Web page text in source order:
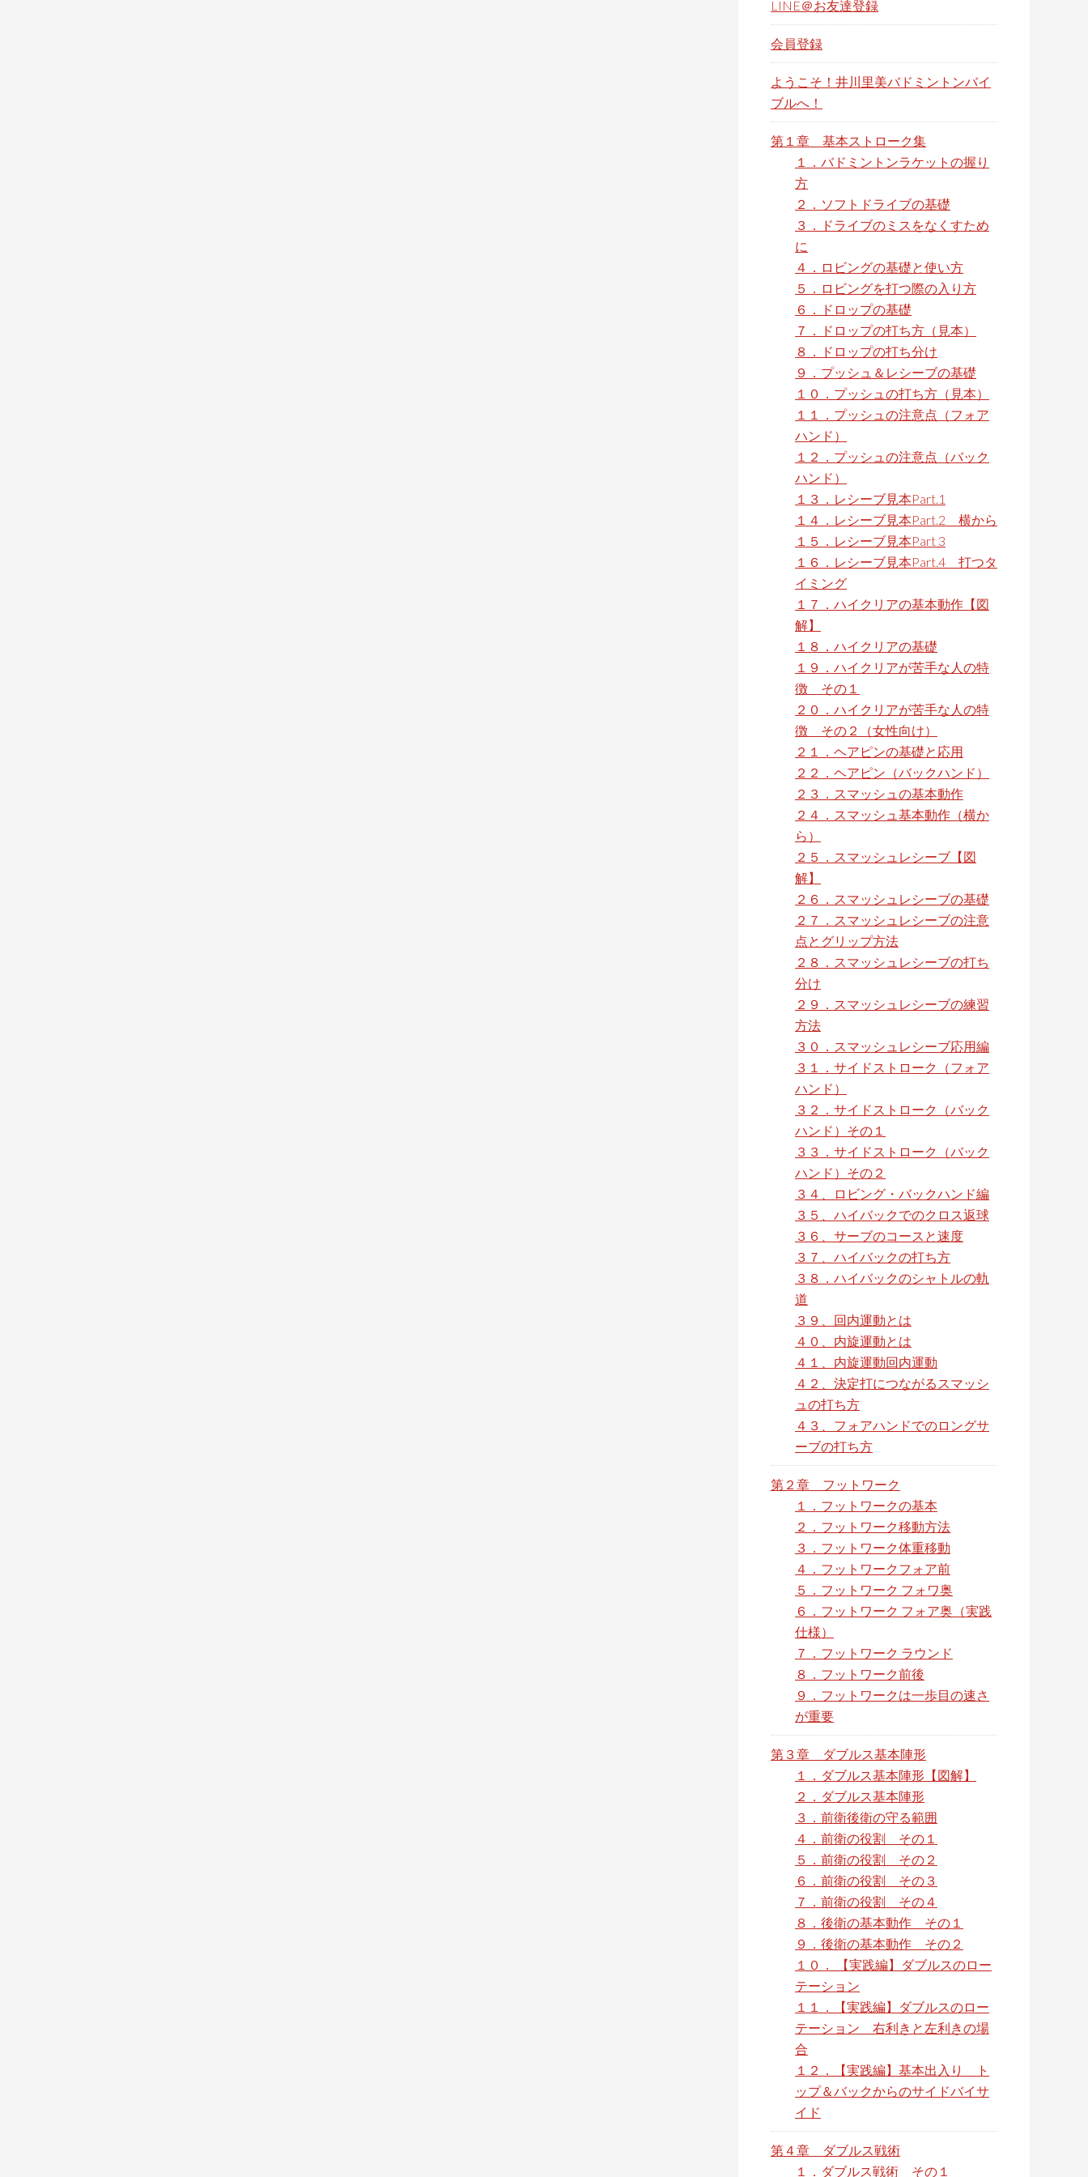
w
e
b
s
i
t
LINE＠お友達登録
会員登録
ようこそ！井川里美バドミントンバイ
ブルへ！
第１章 基本ストローク集
１．バドミントンラケットの握り
方
２．ソフトドライブの基礎
３．ドライブのミスをなくすため
に
４．ロビングの基礎と使い方
５．ロビングを打つ際の入り方
６．ドロップの基礎
７．ドロップの打ち方（見本）
８．ドロップの打ち分け
９．プッシュ＆レシーブの基礎
１０．プッシュの打ち方（見本）
１１．プッシュの注意点（フォア
ハンド）
１２．プッシュの注意点（バック
ハンド）
１３．レシーブ見本Part.1
１４．レシーブ見本Part.2 横から
１５．レシーブ見本Part 3
１６．レシーブ見本Part.4 打つタ
イミング
１７．ハイクリアの基本動作【図
解】
１８．ハイクリアの基礎
１９．ハイクリアが苦手な人の特
徴 その１
２０．ハイクリアが苦手な人の特
徴 その２（女性向け）
２１．ヘアピンの基礎と応用
２２．ヘアピン（バックハンド）
２３．スマッシュの基本動作
２４．スマッシュ基本動作（横か
ら）
２５．スマッシュレシーブ【図
解】
２６．スマッシュレシーブの基礎
２７．スマッシュレシーブの注意
点とグリップ方法
２８．スマッシュレシーブの打ち
分け
２９．スマッシュレシーブの練習
方法
３０．スマッシュレシーブ応用編
３１．サイドストローク（フォア
ハンド）
３２．サイドストローク（バック
ハンド）その１
３３．サイドストローク（バック
ハンド）その２
３４、ロビング・バックハンド編
３５、ハイバックでのクロス返球
３６、サーブのコースと速度
３７、ハイバックの打ち方
３８．ハイバックのシャトルの軌
道
３９、回内運動とは
４０、内旋運動とは
４１、内旋運動回内運動
４２、決定打につながるスマッシ
ュの打ち方
４３、フォアハンドでのロングサ
ーブの打ち方
第２章 フットワーク
１．フットワークの基本
２．フットワーク移動方法
３．フットワーク体重移動
４．フットワークフォア前
５．フットワーク フォワ奥
６．フットワーク フォア奥（実践
仕様）
７．フットワーク ラウンド
８．フットワーク前後
９．フットワークは一歩目の速さ
が重要
第３章 ダブルス基本陣形
１．ダブルス基本陣形【図解】
２．ダブルス基本陣形
３．前衛後衛の守る範囲
４．前衛の役割 その１
５．前衛の役割 その２
６．前衛の役割 その３
７．前衛の役割 その４
８．後衛の基本動作 その１
９．後衛の基本動作 その２
１０． 【実践編】ダブルスのロー
テーション
１１．【実践編】ダブルスのロー
テーション 右利きと左利きの場
合
１２．【実践編】基本出入り ト
ップ＆バックからのサイドバイサ
イド
第４章 ダブルス戦術
１．ダブルス戦術 その１